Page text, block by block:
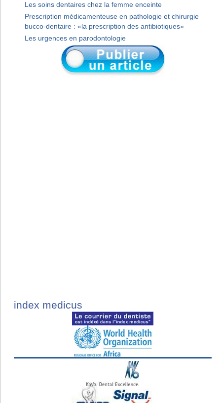
Les soins dentaires chez la femme enceinte
Prescription médicamenteuse en pathologie et chirurgie
bucco-dentaire : «la prescription des antibiotiques»
Les urgences en parodontologie
index medicus